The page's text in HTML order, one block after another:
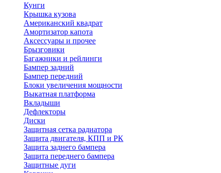
Кунги
Крышка кузова
Американский квадрат
Амортизатор капота
Аксессуары и прочее
Брызговики
Багажники и рейлинги
Бампер задний
Бампер передний
Блоки увеличения мощности
Выкатная платформа
Вкладыши
Дефлекторы
Диски
Защитная сетка радиатора
Защита двигателя, КПП и РК
Защита заднего бампера
Защита переднего бампера
Защитные дуги